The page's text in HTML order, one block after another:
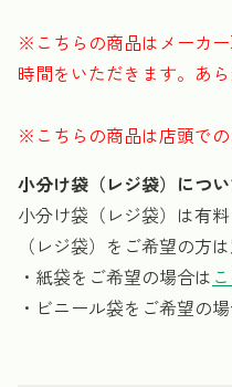
※こちらの商品はメーカ
時間をいただきます。あ
※こちらの商品は店頭での
小分け袋（レジ袋）につ
小分け袋（レジ袋）は有
（レジ袋）をご希望の方
・紙袋をご希望の場合は
・ビニール袋をご希望の